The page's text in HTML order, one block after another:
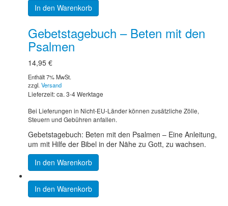
In den Warenkorb
Gebetstagebuch – Beten mit den
Psalmen
14,95 €
Enthält 7% MwSt.
zzgl. Versand
Lieferzeit: ca. 3-4 Werktage
Bei Lieferungen in Nicht-EU-Länder können zusätzliche Zölle,
Steuern und Gebühren anfallen.
Gebetstagebuch: Beten mit den Psalmen – Eine Anleitung,
um mit Hilfe der Bibel in der Nähe zu Gott, zu wachsen.
In den Warenkorb
In den Warenkorb